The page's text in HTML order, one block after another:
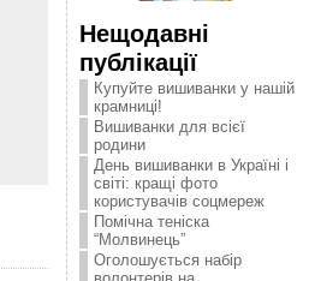
Нещодавні
публікації
Купуйте вишиванки у нашій
крамниці!
Вишиванки для всієї
родини
День вишиванки в Україні і
світі: кращі фото
користувачів соцмереж
Помічна теніска
“Молвинець”
Оголошується набір